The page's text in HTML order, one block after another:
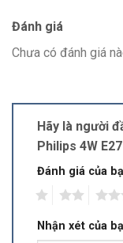
Đánh giá
Chưa có đánh giá
Hãy là người
Philips 4W
Đánh giá của
Nhận xét của